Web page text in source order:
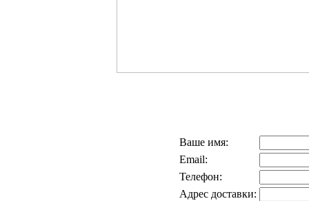
Ваше имя:
Email:
Телефон:
Адрес доставки: